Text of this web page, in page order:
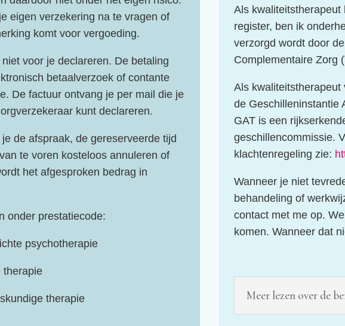
eigen verzekering na te vragen of
komt voor vergoeding.
voor je declareren. De betaling
betaalverzoek of contante
De factuur ontvang je per mail die je
kunt declareren.
de afspraak, de gereserveerde tijd
te voren kosteloos annuleren of
het afgesproken bedrag in
onder prestatiecode:
psychotherapie
therapie
therapie
Als
register, ben ik
verzorgd wordt door
Complementaire Zorg
Als
de Geschilleninstantie
GAT is een
geschillencommissie.
klachtenregeling zie:
Wanneer je niet
behandeling of
contact met me op.
komen. Wanneer dat
Meer lezen over de